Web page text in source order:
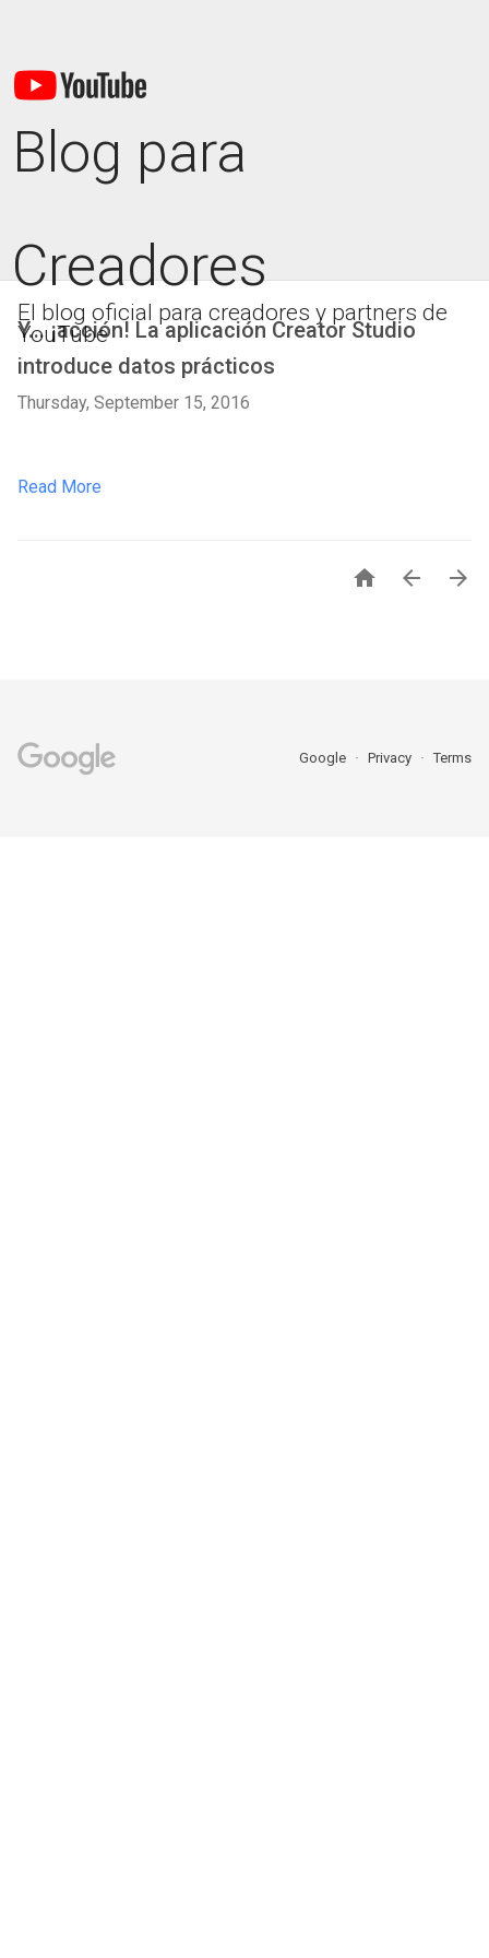
Blog para
Creadores
El blog oficial para creadores y partners de
YouTube
Y... ¡acción! La aplicación Creator Studio
introduce datos prácticos
Thursday, September 15, 2016
Read More
  
Google Privacy Terms